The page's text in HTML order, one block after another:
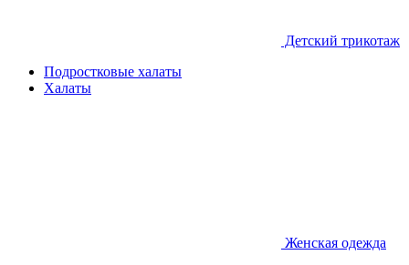
Детcкий трикотаж
Подростковые халаты
Халаты
Женская одежда